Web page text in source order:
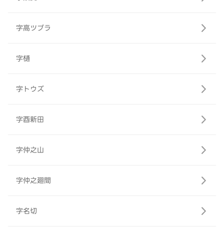
字高ツブラ
字樋
字トウズ
字酉新田
字仲之山
字仲之廻間
字名切